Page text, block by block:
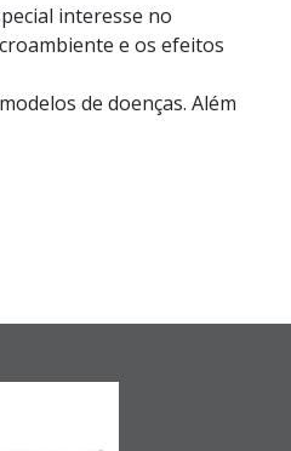
interesse no
e os efeitos
de doenças. Além